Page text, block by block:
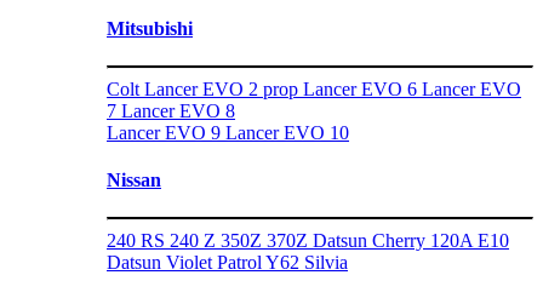
Mitsubishi
Colt Lancer EVO 2 prop Lancer EVO 6 Lancer EVO
7 Lancer EVO 8
Lancer EVO 9 Lancer EVO 10
Nissan
240 RS 240 Z 350Z 370Z Datsun Cherry 120A E10
Datsun Violet Patrol Y62 Silvia